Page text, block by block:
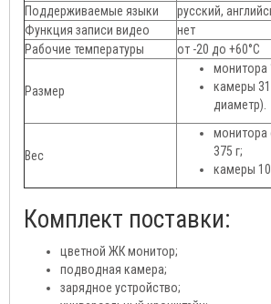
Поддерживаемые языки
русский,
Функция записи видео
нет
Рабочие температуры
от -20 до +60°С
Размер
камеры
диаметр).
Вес
монитора
375 г;
камеры 10
Комплект поставки:
цветной ЖК монитор;
подводная камера;
зарядное устройство;